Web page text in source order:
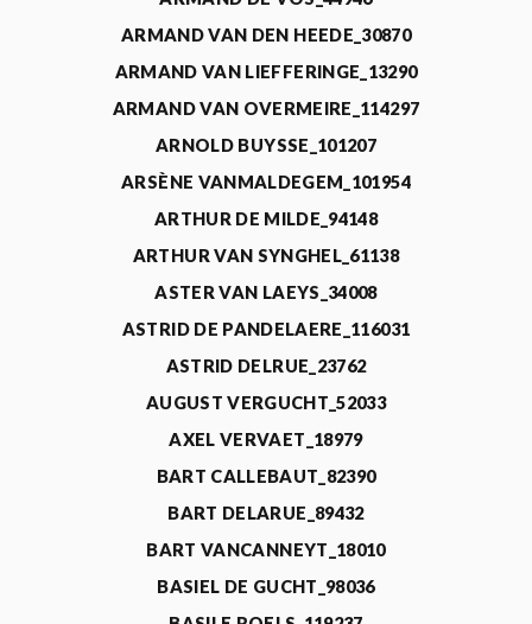
ARMAND VAN DEN HEEDE_30870
ARMAND VAN LIEFFERINGE_13290
ARMAND VAN OVERMEIRE_114297
ARNOLD BUYSSE_101207
ARSÈNE VANMALDEGEM_101954
ARTHUR DE MILDE_94148
ARTHUR VAN SYNGHEL_61138
ASTER VAN LAEYS_34008
ASTRID DE PANDELAERE_116031
ASTRID DELRUE_23762
AUGUST VERGUCHT_52033
AXEL VERVAET_18979
BART CALLEBAUT_82390
BART DELARUE_89432
BART VANCANNEYT_18010
BASIEL DE GUCHT_98036